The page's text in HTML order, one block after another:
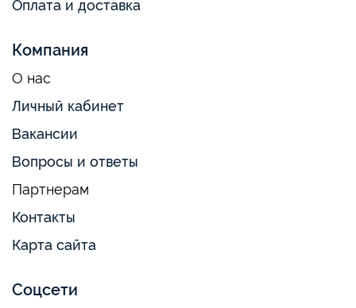
Оплата и доставка
Компания
О нас
Личный кабинет
Вакансии
Вопросы и ответы
Партнерам
Контакты
Карта сайта
Соцсети